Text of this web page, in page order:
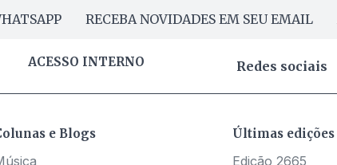
RECEBA NOVIDADES EM SEU EMAIL
ACESSO INTERNO Redes sociais
e Blogs Últimas edições
Edição 2665